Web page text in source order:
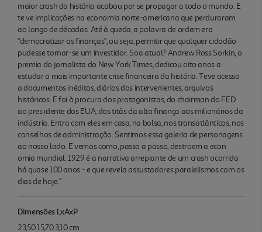
maior crash da história acabou por se propagar a todo o mundo. E
te ve implicações na economia norte-americana que perduraram
ao longo de décadas. Até à queda, a palavra de ordem era
"democratizar as finanças", ou seja, permitir que qualquer cidadão
pudesse tornar-se um investidor. Soa atual? Andrew Ross Sorkin, o
premia do jornalista do New York Times, dedicou oito anos a
estudar a mais importante crise financeira da história. Teve acesso
a documentos inéditos, diários dos intervenientes, arquivos
históricos. E foi à procura dos protagonistas, do chairman do FED
ao pres idente dos EUA, dos titãs da alta finança aos milionários da
indústria. Entra com eles em casa, na bolsa, nos transatlânticos, nos
conselhos de administração. Sentimos essa galeria de personagens
ao nosso lado. E vemos como, passo a passo, destroem a econ
omia mundial. 1929 é a narrativa arrepiante de um crash ocorrido
há quase 100 anos - e que revela assustadores paralelismos com os
dias de hoje."
Dimensões LxAxP
23,50 15,70 3,10 cm